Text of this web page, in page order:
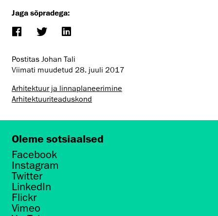
Jaga sõpradega:
Postitas Johan Tali
Viimati muudetud 28. juuli 2017
Arhitektuur ja linnaplaneerimine
Arhitektuuri­teaduskond
Oleme sotsiaalsed
Facebook
Instagram
Twitter
LinkedIn
Flickr
Vimeo